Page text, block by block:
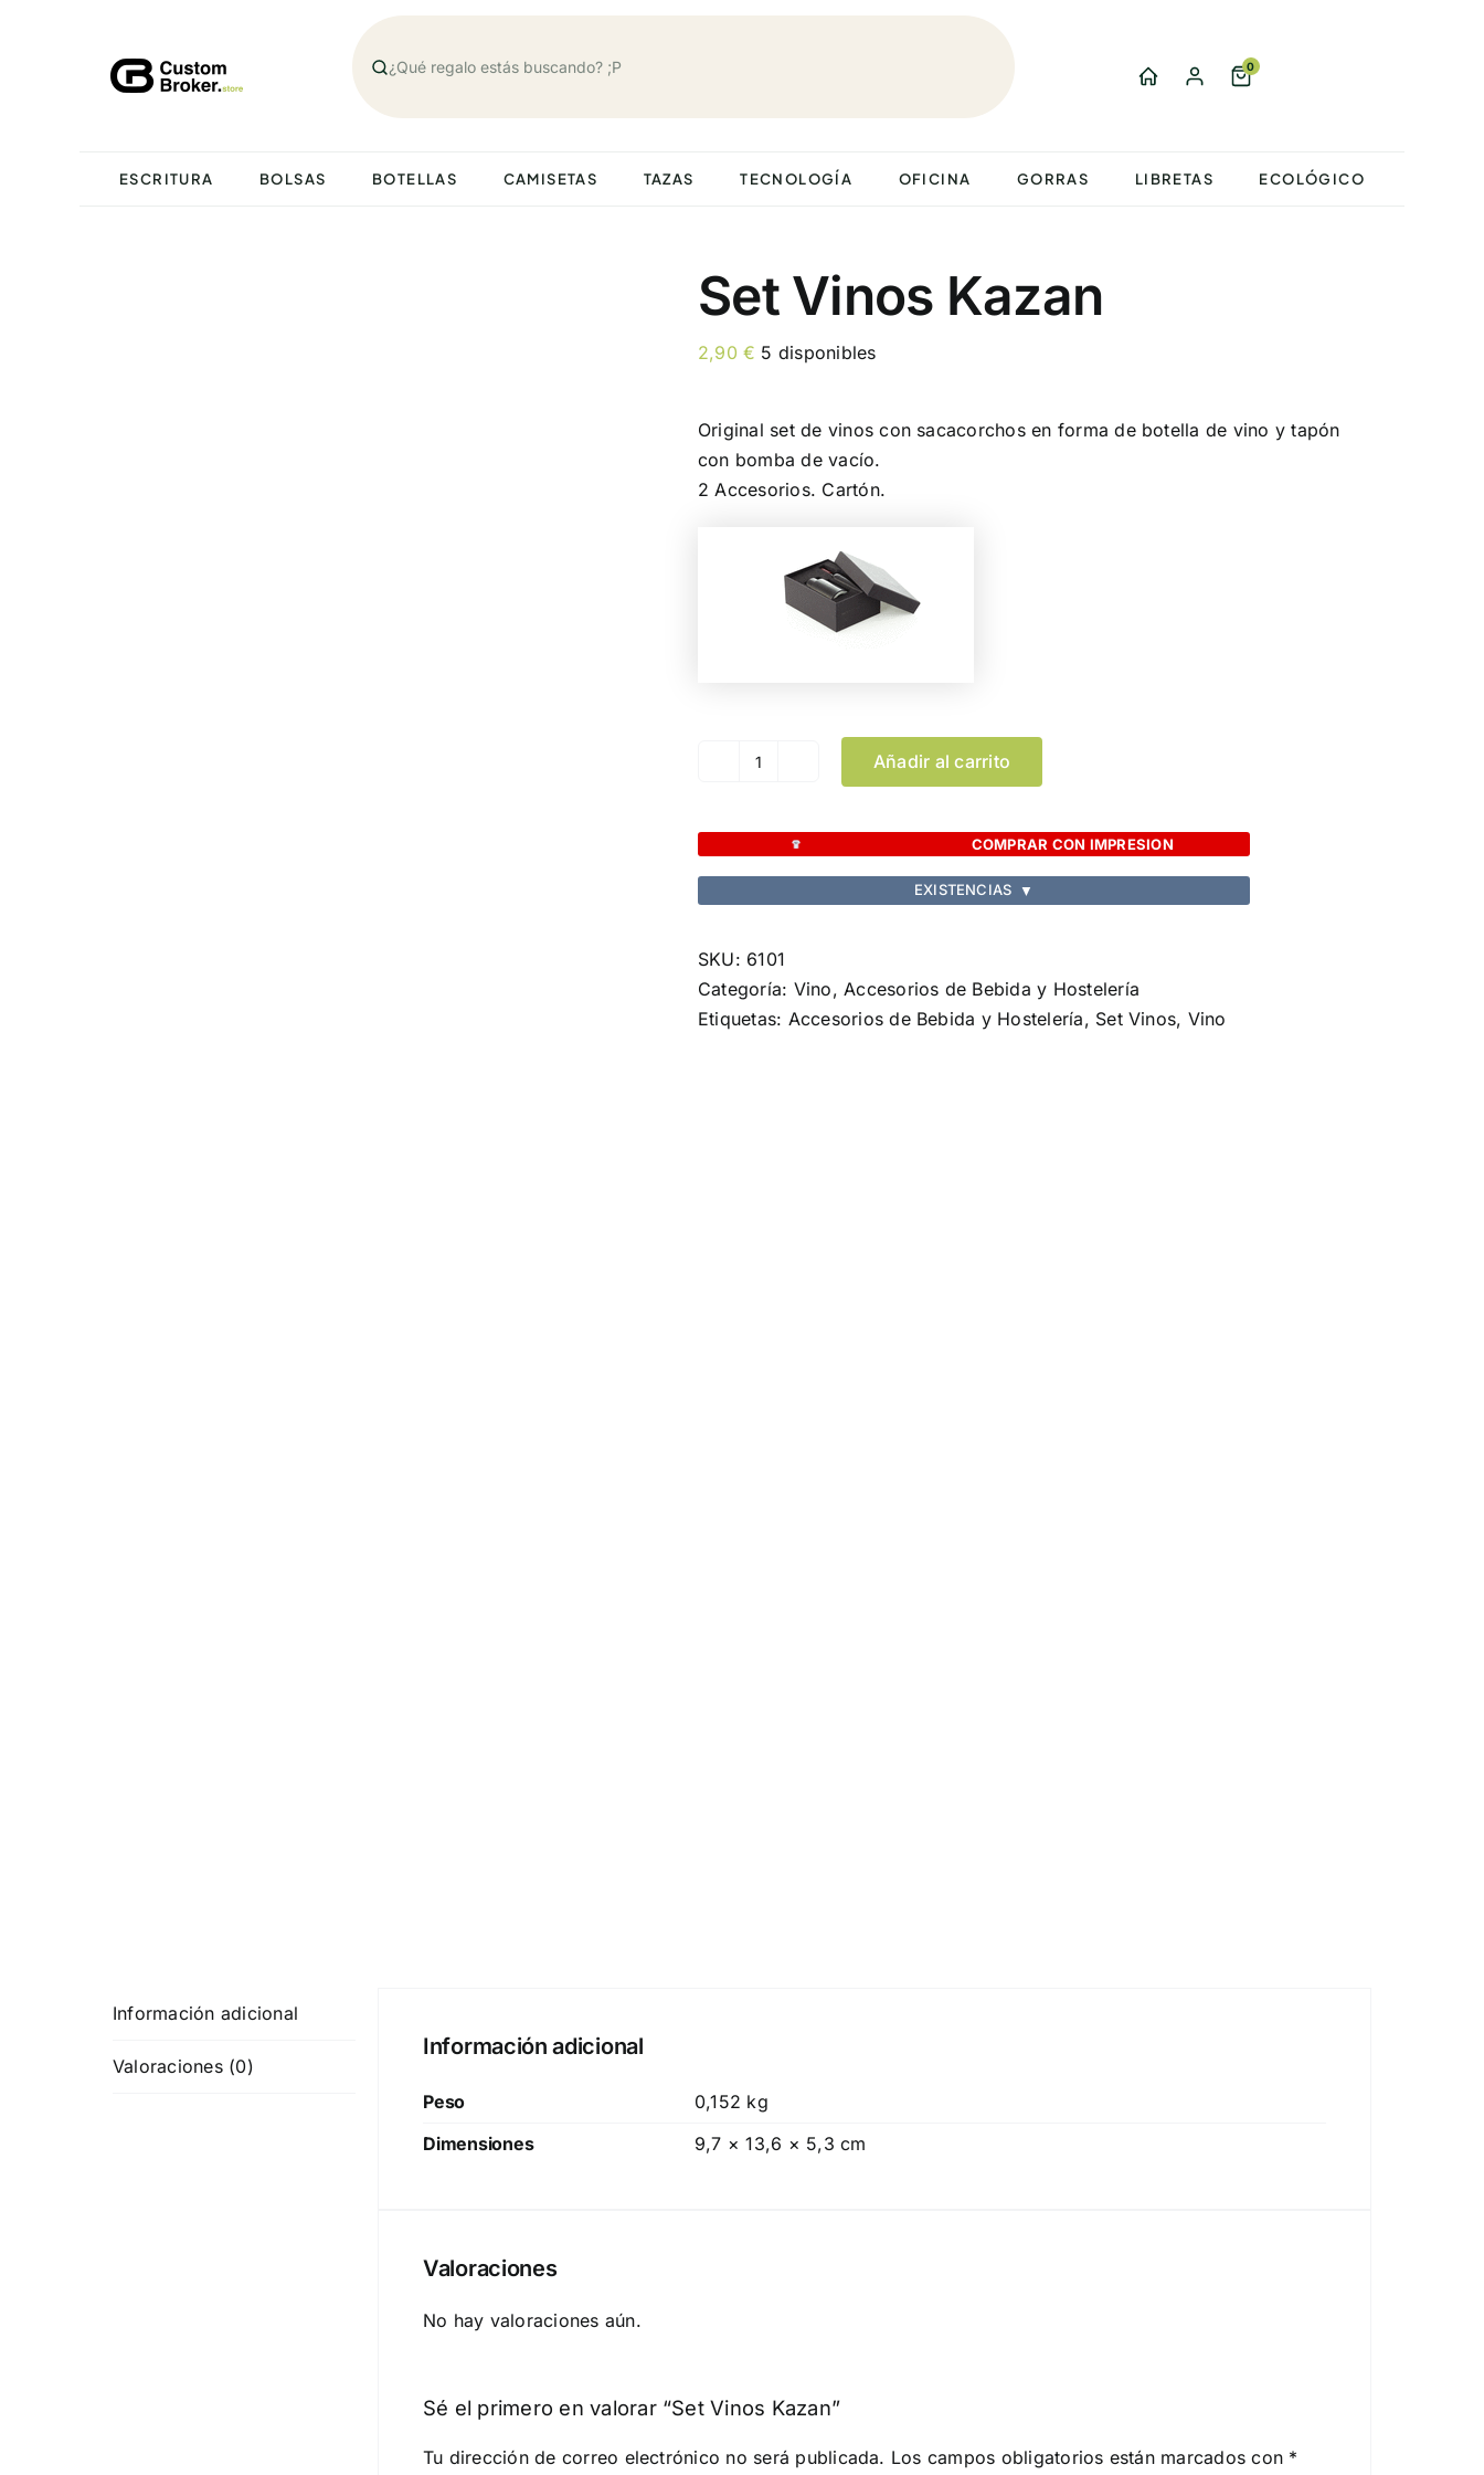
0
ESCRITURA BOLSAS BOTELLAS CAMISETAS TAZAS TECNOLOGÍA OFICINA GORRAS LIBRETAS ECOLÓGICO
Set Vinos Kazan
2,90€ 5 disponibles
Original set de vinos con sacacorchos en forma de botella de vino y tapón
con bomba de vacío.
2 Accesorios. Cartón.
Set
Kazan
cantidad
Añadir al carrito
COMPRAR CON IMPRESION
EXISTENCIAS ▼
SKU: 6101
Categoría: Vino, Accesorios de Bebida y Hostelería
Etiquetas: Accesorios de Bebida y Hostelería, Set Vinos, Vino
Información adicional
Valoraciones (0)
Información adicional
Peso
0,152 kg
Dimensiones
9,7 × 13,6 × 5,3 cm
Valoraciones
No hay valoraciones aún.
Sé el primero en valorar “Set Vinos Kazan”
Tu dirección de correo electrónico no será publicada. Los campos obligatorios están marcados con *